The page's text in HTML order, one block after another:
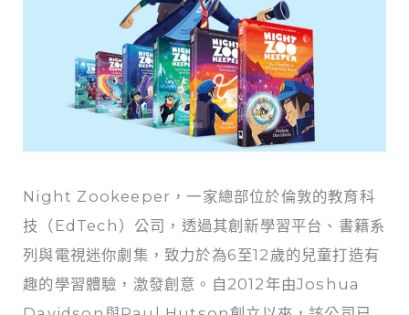
Night Zookeeper，一家總部位於倫敦的教育科
技（EdTech）公司，透過其創新學習平台、書籍系
列與電視迷你劇集，致力於為6至12歲的兒童打造有
趣的學習體驗，激發創意。自2012年由Joshua